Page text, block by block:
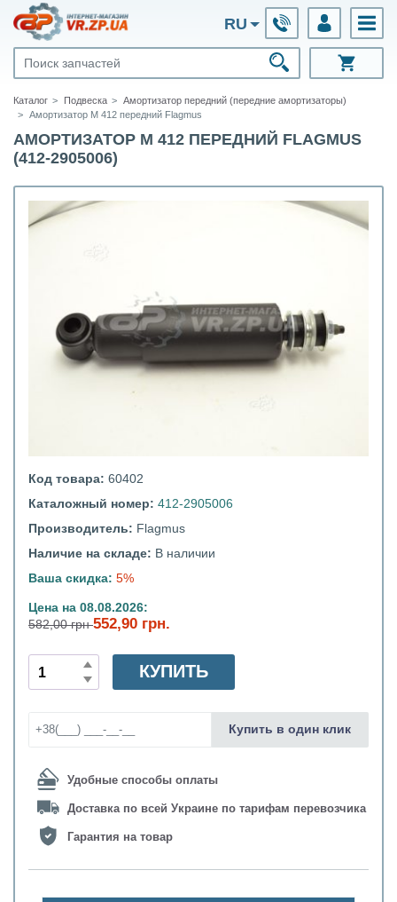
RU
Каталог Подвеска
Амортизатор передний (передние амортизаторы)
Амортизатор М 412 передний Flagmus
АМОРТИЗАТОР М 412 ПЕРЕДНИЙ FLAGMUS
(412-2905006)
Код товара: 60402
Каталожный номер: 412-2905006
Производитель: Flagmus
Наличие на складе: В наличии
Ваша скидка: 5%
Цена на 08.08.2026:
582,00 грн552,90 грн.
Удобные способы оплаты
Доставка по всей Украине по тарифам перевозчика
Гарантия на товар
КУПИТЬ
Купить в один клик